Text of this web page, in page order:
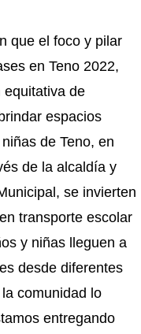
que el foco y pilar
en Teno 2022,
equitativa de
espacios
de Teno, en
de la alcaldía y
se invierten
transporte escolar
y niñas lleguen a
desde diferentes
comunidad lo
entregando